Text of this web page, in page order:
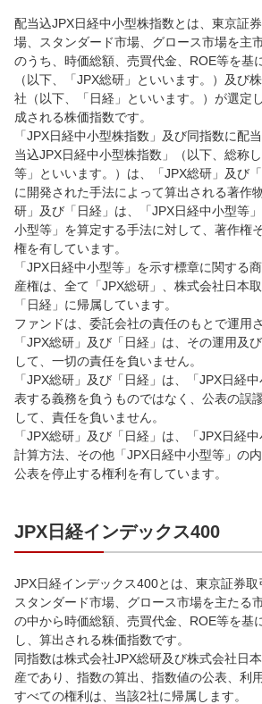
配当込JPX日経中小型株指数とは、東京証
場、スタンダード市場、グロース市場を主
のうち、時価総額、売買代金、ROE等を基
（以下、「JPX総研」といいます。）及び
社（以下、「日経」といいます。）が選定
成される株価指数です。
「JPX日経中小型株指数」及び同指数に配
当込JPX日経中小型株指数」（以下、総称
等」といいます。）は、「JPX総研」及び
に開発された手法によって算出される著作
研」及び「日経」は、「JPX日経中小型等
小型等」を算定する手法に対して、著作権
権を有しています。
「JPX日経中小型等」を示す標章に関する
産権は、全て「JPX総研」、株式会社日本
「日経」に帰属しています。
ファンドは、委託会社の責任のもとで運用
「JPX総研」及び「日経」は、その運用及
して、一切の責任を負いません。
「JPX総研」及び「日経」は、「JPX日経
表する義務を負うものではなく、公表の誤
して、責任を負いません。
「JPX総研」及び「日経」は、「JPX日経
計算方法、その他「JPX日経中小型等」の
公表を停止する権利を有しています。
JPX日経インデックス400
JPX日経インデックス400とは、東京証券取
スタンダード市場、グロース市場を主たる
の中から時価総額、売買代金、ROE等を基
し、算出される株価指数です。
同指数は株式会社JPX総研及び株式会社日
産であり、指数の算出、指数値の公表、利
すべての権利は、当該2社に帰属します。